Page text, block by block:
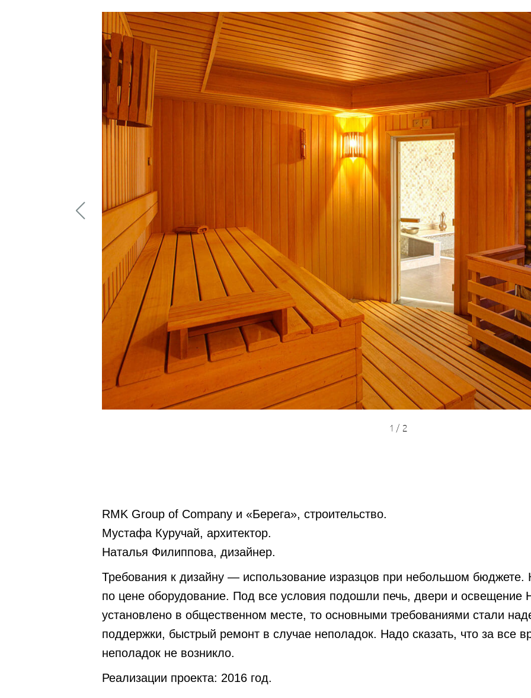
1 / 2
RMK Group of Company и «Берега», строительство.
Мустафа Куручай, архитектор.
Наталья Филиппова, дизайнер.
Требования к дизайну — использование изразцов при небольшом бюджете.
по цене оборудование. Под все условия подошли печь, двери и освещение
установлено в общественном месте, то основными требованиями стали
поддержки, быстрый ремонт в случае неполадок. Надо сказать, что за все
неполадок не возникло.
Реализации проекта: 2016 год.